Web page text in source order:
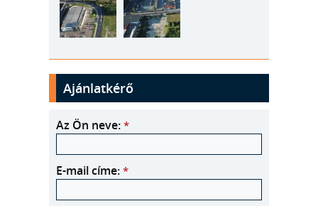
Ajánlatkérő
Az Ön neve: *
E-mail címe: *